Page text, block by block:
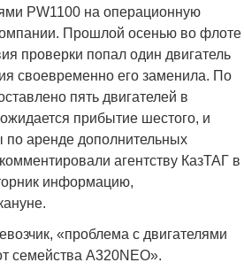
PW1100 на операционную
Прошлой осенью во флоте
проверки попал один двигатель
своевременно его заменила. По
пять двигателей в
прибытие шестого, и
по аренде дополнительных
агентству КазТАГ в
информацию,
«проблема с двигателями
семейства A320NEO».